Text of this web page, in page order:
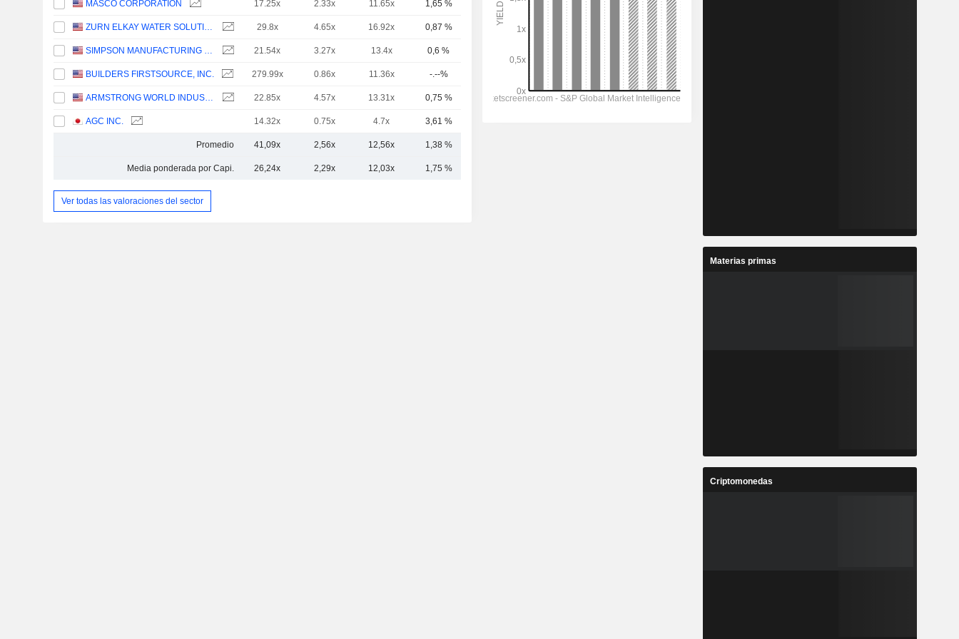
MASCO CORPORATION 17.25x 2.33x 11.65x 1,65 % 15,22 mil M
ZURN ELKAY WATER SOLUTIONS CORPORATION 29.8x 4.65x 16.92x 0,87 % 8528,73 M
SIMPSON MANUFACTURING CO., INC. 21.54x 3.27x 13.4x 0,6 %
BUILDERS FIRSTSOURCE, INC. 279.99x 0.86x 11.36x -.--%
ARMSTRONG WORLD INDUSTRIES, INC. 22.85x 4.57x 13.31x 0,75 % 7840,6 M
AGC INC. 14.32x 0.75x 4.7x 3,61 %
Promedio 41,09x 2,56x 12,56x 1,38 %
Media ponderada por Capi. 26,24x 2,29x 12,03x 1,75 %
Ver todas las valoraciones del sector
Materias primas
Criptomonedas